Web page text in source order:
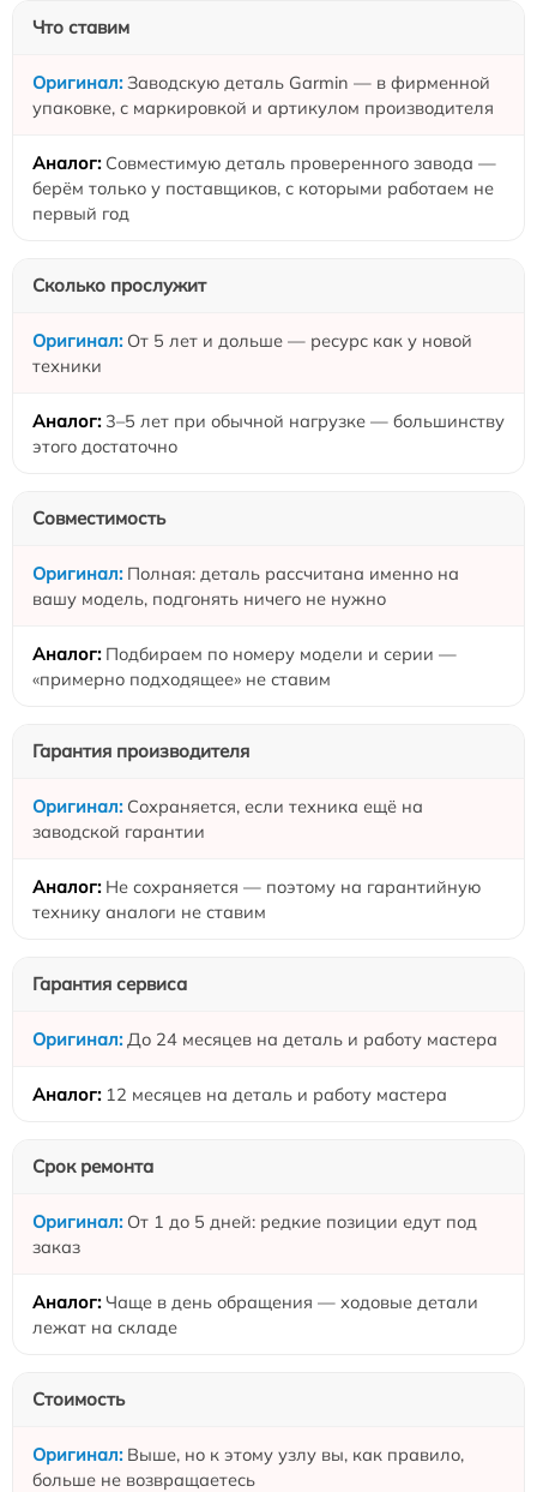
Что ставим
Заводскую деталь Garmin — в фирменной
упаковке, с маркировкой и артикулом производителя
Совместимую деталь проверенного завода —
берём только у поставщиков, с которыми работаем не
первый год
Сколько прослужит
От 5 лет и дольше — ресурс как у новой
техники
3–5 лет при обычной нагрузке — большинству
этого достаточно
Совместимость
Полная: деталь рассчитана именно на
вашу модель, подгонять ничего не нужно
Подбираем по номеру модели и серии —
«примерно подходящее» не ставим
Гарантия производителя
Сохраняется, если техника ещё на
заводской гарантии
Не сохраняется — поэтому на гарантийную
технику аналоги не ставим
Гарантия сервиса
До 24 месяцев на деталь и работу мастера
12 месяцев на деталь и работу мастера
Срок ремонта
От 1 до 5 дней: редкие позиции едут под
заказ
Чаще в день обращения — ходовые детали
лежат на складе
Стоимость
Выше, но к этому узлу вы, как правило,
больше не возвращаетесь